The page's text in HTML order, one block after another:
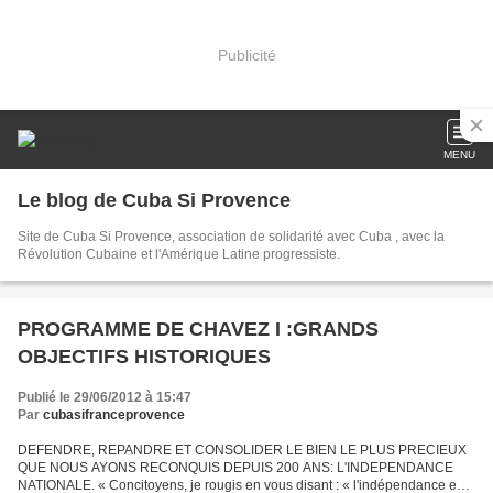
Publicité
MENU
Le blog de Cuba Si Provence
Site de Cuba Si Provence, association de solidarité avec Cuba , avec la
Révolution Cubaine et l'Amérique Latine progressiste.
PROGRAMME DE CHAVEZ I :GRANDS
OBJECTIFS HISTORIQUES
Publié le 29/06/2012 à 15:47
Par cubasifranceprovence
DEFENDRE, REPANDRE ET CONSOLIDER LE BIEN LE PLUS PRECIEUX
QUE NOUS AYONS RECONQUIS DEPUIS 200 ANS: L'INDEPENDANCE
NATIONALE. « Concitoyens, je rougis en vous disant : « l'indépendance est